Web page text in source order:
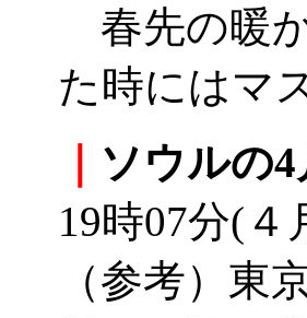
春先の暖
た時にはマ
ソウルの
19時07分(４
（参考）